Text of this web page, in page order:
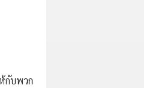
กับพวก